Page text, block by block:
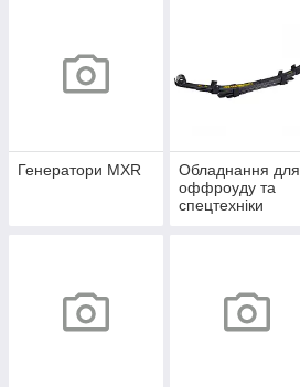
Генератори MXR
Обладнання для
оффроуду та
спецтехніки